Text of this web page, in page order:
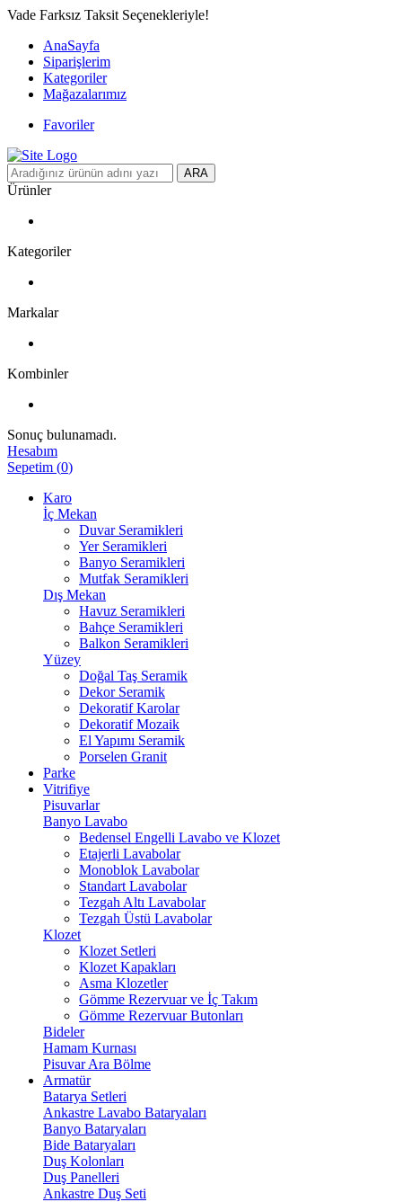
Vade Farksız Taksit Seçenekleriyle!
AnaSayfa
Siparişlerim
Kategoriler
Mağazalarımız
Favoriler
ARA
Ürünler
Kategoriler
Markalar
Kombinler
Sonuç bulunamadı.
Hesabım
Sepetim (0)
Karo
İç Mekan
Duvar Seramikleri
Yer Seramikleri
Banyo Seramikleri
Mutfak Seramikleri
Dış Mekan
Havuz Seramikleri
Bahçe Seramikleri
Balkon Seramikleri
Yüzey
Doğal Taş Seramik
Dekor Seramik
Dekoratif Karolar
Dekoratif Mozaik
El Yapımı Seramik
Porselen Granit
Parke
Vitrifiye
Pisuvarlar
Banyo Lavabo
Bedensel Engelli Lavabo ve Klozet
Etajerli Lavabolar
Monoblok Lavabolar
Standart Lavabolar
Tezgah Altı Lavabolar
Tezgah Üstü Lavabolar
Klozet
Klozet Setleri
Klozet Kapakları
Asma Klozetler
Gömme Rezervuar ve İç Takım
Gömme Rezervuar Butonları
Bideler
Hamam Kurnası
Pisuvar Ara Bölme
Armatür
Batarya Setleri
Ankastre Lavabo Bataryaları
Banyo Bataryaları
Bide Bataryaları
Duş Kolonları
Duş Panelleri
Ankastre Duş Seti